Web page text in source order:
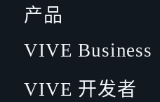
产品
VIVE Business
VIVE 开发者